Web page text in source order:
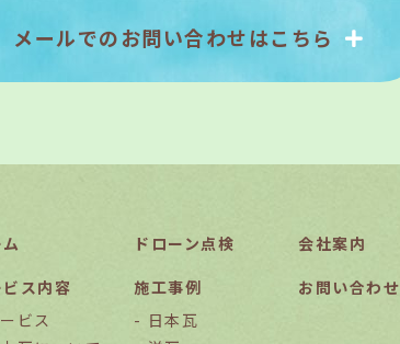
メールでのお問い合わせはこちら
ドローン点検
会社案内
ス内容
ビス
施工事例
日本瓦
お問い合わせ